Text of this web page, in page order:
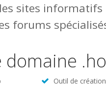
sites informatifs
forums
domaine
Outil de